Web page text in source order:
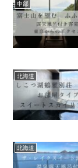
中部
北海道
北海道